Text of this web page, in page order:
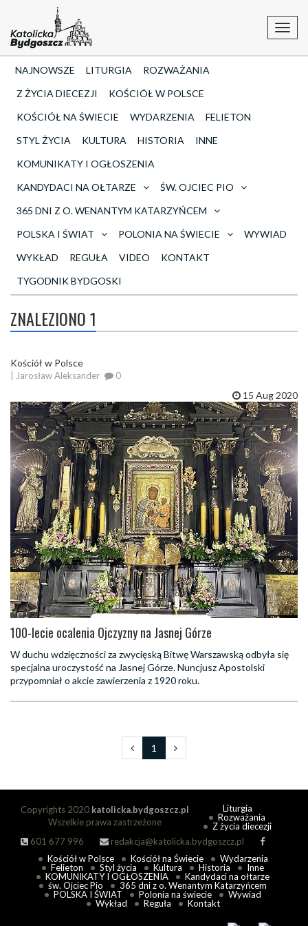
NAJNOWSZE LITURGIA
ROZWAŻANIA
Z ŻYCIA DIECEZJI
KOŚCIÓŁ W POLSCE
KOŚCIÓŁ NA ŚWIECIE
WYDARZENIA
FELIETON
STYL ŻYCIA
KULTURA HISTORIA
INNE
KOMUNIKATY I OGŁOSZENIA
KANDYDACI NA OŁTARZE
ŚW. OJCIEC PIO
365 DNI Z O. WENANTYM KATARZYŃCEM
POLSKA I ŚWIAT
POLONIA NA ŚWIECIE
WYWIAD
WYKŁAD
REGUŁA VIDEO
KONTAKT
TYGODNIK BYDGOSKI
ZNALEZIONO 1
Kościół w Polsce
| Jarosław Aleksander 0
15 Aug 2020
100-lecie ocalenia Ojczyzny na Jasnej Górze
W duchu wdzięczności za zwycięską Bitwę Warszawską odbyła się
specjalna uroczystość na Jasnej Górze. Nuncjusz Apostolski
przypomniał o akcie zawierzenia z 1920 roku.
1
Copyrights 2020 katolicka.bydgoszcz.pl
Wszelkie prawa zastrzeżone
601 677 996
redakcja@katolicka.bydgoszcz.pl
Liturgia
Rozważania
Z życia diecezji
Kościół w Polsce Kościół na Świecie
Wydarzenia
Felieton
Styl życia Kultura Historia
Inne
KOMUNIKATY I OGŁOSZENIA
Kandydaci na ołtarze
św. Ojciec Pio
365 dni z o. Wenantym Katarzyńcem
POLSKA I ŚWIAT
Polonia na świecie
Wywiad
Wykład
Reguła Kontakt